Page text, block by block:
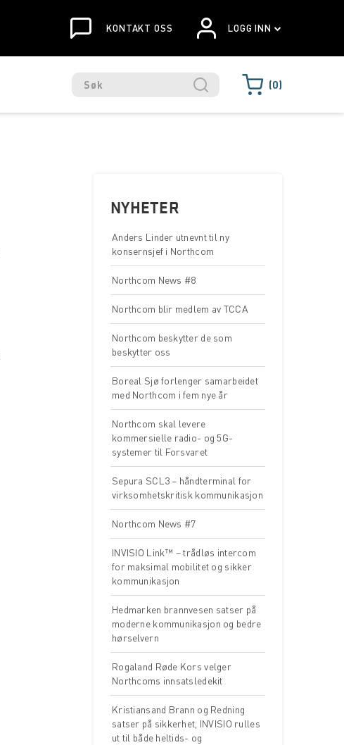
KONTAKT OSS LOGG INN
0
NYHETER
Anders Linder utnevnt til ny
konsernsjef i Northcom
Northcom News #8
Northcom blir medlem av TCCA
Northcom beskytter de som
beskytter oss
Boreal Sjø forlenger samarbeidet
med Northcom i fem nye år
Northcom skal levere
kommersielle radio- og 5G-
systemer til Forsvaret
Sepura SCL3 – håndterminal for
virksomhetskritisk kommunikasjon
Northcom News #7
INVISIO Link™ – trådløs intercom
for maksimal mobilitet og sikker
kommunikasjon
Hedmarken brannvesen satser på
moderne kommunikasjon og bedre
hørselvern
Rogaland Røde Kors velger
Northcoms innsatsledekit
Kristiansand Brann og Redning
satser på sikkerhet, INVISIO rulles
ut til både heltids- og